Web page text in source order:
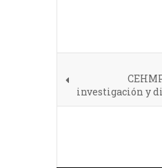
investigación y